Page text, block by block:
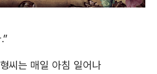
씨는 매일 아침 일어나